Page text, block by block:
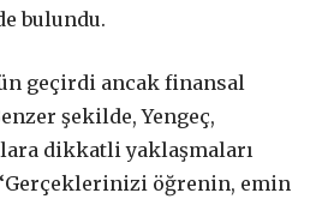
bulundu.
geçirdi ancak finansal
şekilde, Yengeç,
dikkatli yaklaşmaları
öğrenin, emin